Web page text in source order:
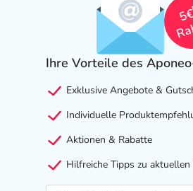
Ihre Vorteile des
Exklusive Angebote &
Individuelle
Aktionen & Rabatte
Hilfreiche Tipps zu aktuellen